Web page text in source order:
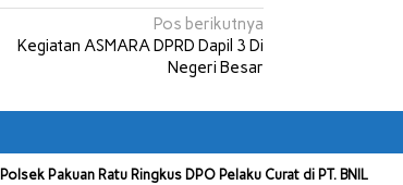
Pos berikutnya
Kegiatan ASMARA DPRD Dapil 3 Di
Negeri Besar
Polsek Pakuan Ratu Ringkus DPO Pelaku Curat di PT. BNIL